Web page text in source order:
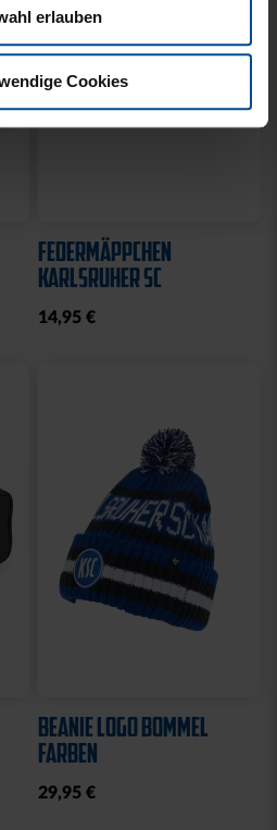
erlauben
Cookies
FEDERMÄPPCHEN
KARLSRUHER SC
14,95 €
BEANIE LOGO BOMMEL
FARBEN
29,95 €